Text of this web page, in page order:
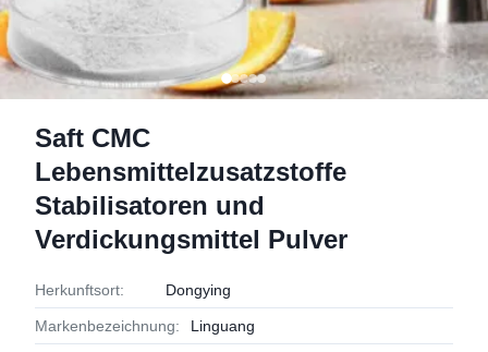
Saft CMC
Lebensmittelzusatzstoffe
Stabilisatoren und
Verdickungsmittel Pulver
Herkunftsort: Dongying
Markenbezeichnung: Linguang